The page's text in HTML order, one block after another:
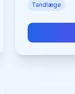
Tandlæge